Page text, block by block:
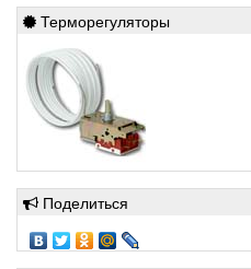
Терморегуляторы
Поделиться